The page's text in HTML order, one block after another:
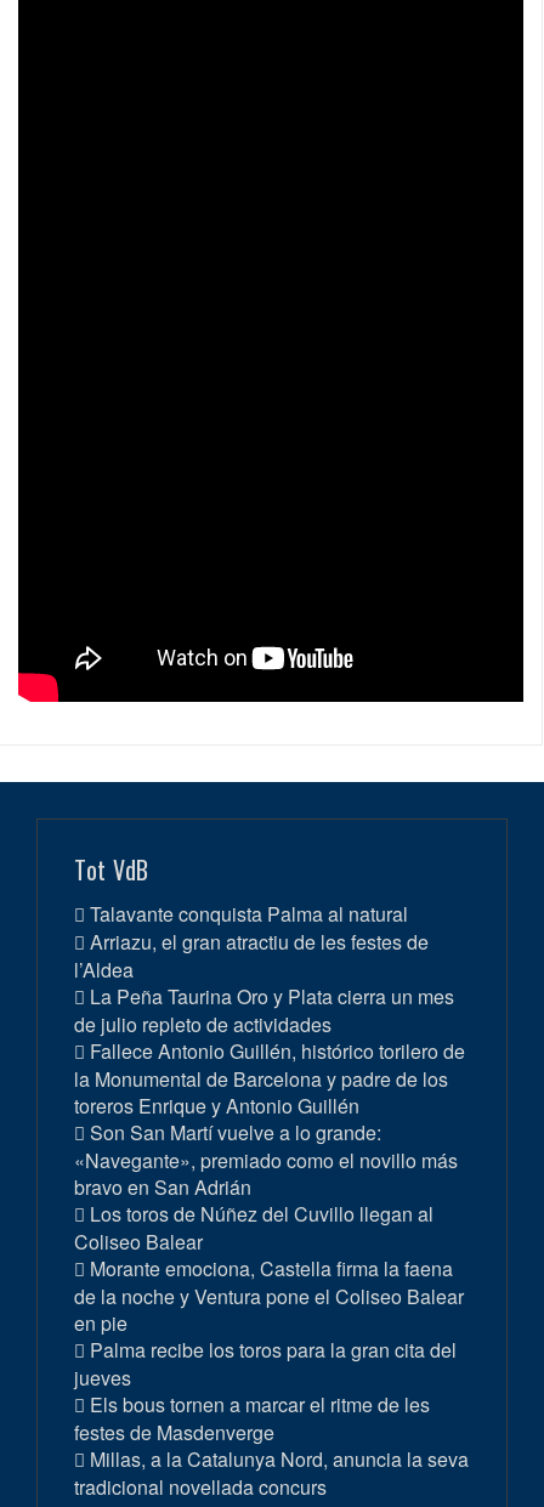
Tot VdB
Talavante conquista Palma al natural
Arriazu, el gran atractiu de les festes de
l’Aldea
La Peña Taurina Oro y Plata cierra un mes
de julio repleto de actividades
Fallece Antonio Guillén, histórico torilero de
la Monumental de Barcelona y padre de los
toreros Enrique y Antonio Guillén
Son San Martí vuelve a lo grande:
«Navegante», premiado como el novillo más
bravo en San Adrián
Los toros de Núñez del Cuvillo llegan al
Coliseo Balear
Morante emociona, Castella firma la faena
de la noche y Ventura pone el Coliseo Balear
en pie
Palma recibe los toros para la gran cita del
jueves
Els bous tornen a marcar el ritme de les
festes de Masdenverge
Millas, a la Catalunya Nord, anuncia la seva
tradicional novellada concurs